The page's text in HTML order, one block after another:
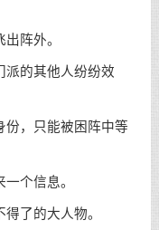
阵外。
派的其他人纷纷效
份，只能被困阵中等
个信息。
了的大人物。